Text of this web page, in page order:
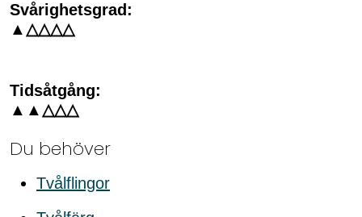
Svårighetsgrad:
▲△△△△
Tidsåtgång:
▲▲△△△
Du behöver
Tvålflingor